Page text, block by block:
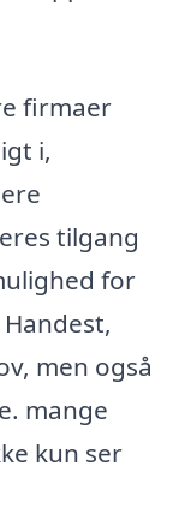
firmaer
i,
tilgang
for
men også
mange
kun ser